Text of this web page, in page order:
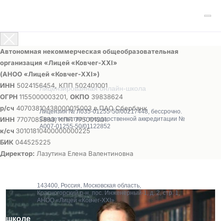
Автономная некоммерческая общеобразовательная
организация «Лицей «Ковчег-ХХI»
(АНОО «Лицей «Ковчег-ХХI»)
ИНН 5024156454, КПП 502401001
ОГРН 1155000003201, ОКПО 39838624
р/сч 40703810438000015003 в ПАО Сбербанк
ИНН 7707083893, КПП 775001001
к/сч 30101810400000000225
БИК 044525225
Директор: Лазутина Елена Валентиновна
143400, Россия, Московская область,
Красногорский р-н, пос. Инженерный-1, д. 2, стр. 1,
АНОО «Лицей «Ковчег-XXI»
Лицензированная онлайн-школа
Лицензия № Л035-01255-50/00217448, бессрочно.
Свидетельство о государственной аккредитации №
А007-01255-50/01122852
школе